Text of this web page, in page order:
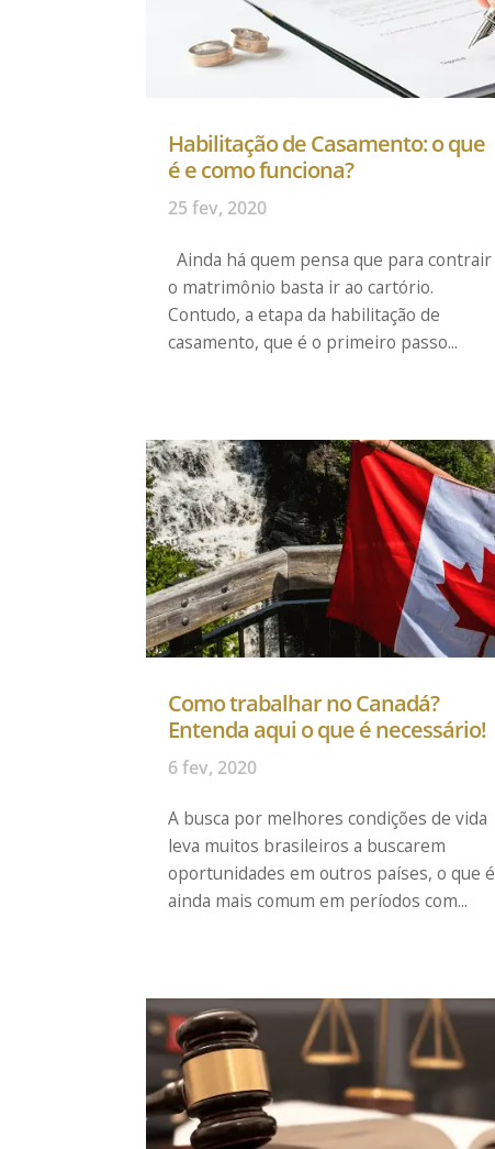
Habilitação de Casamento: o que
é e como funciona?
25 fev, 2020
Ainda há quem pensa que para contrair
o matrimônio basta ir ao cartório.
Contudo, a etapa da habilitação de
casamento, que é o primeiro passo...
Como trabalhar no Canadá?
Entenda aqui o que é necessário!
6 fev, 2020
A busca por melhores condições de vida
leva muitos brasileiros a buscarem
oportunidades em outros países, o que é
ainda mais comum em períodos com...